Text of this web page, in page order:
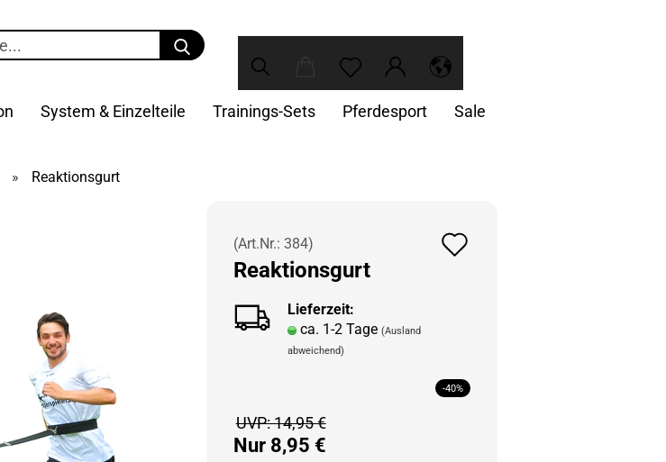
Suche...
System & Einzelteile Trainings-Sets Pferdesport Sale
» Reaktionsgurt
(Art.Nr.: 384)
Re­ak­ti­ons­gurt
Lieferzeit:
ca. 1-2 Tage (Ausland
abweichend)
-40%
UVP: 14,95 €
Nur 8,95 €